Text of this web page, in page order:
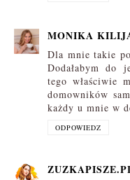
MONIKA
Dla mnie takie
Dodałabym do
tego właściwie
domowników
każdy u mnie w
ODPOWIEDZ